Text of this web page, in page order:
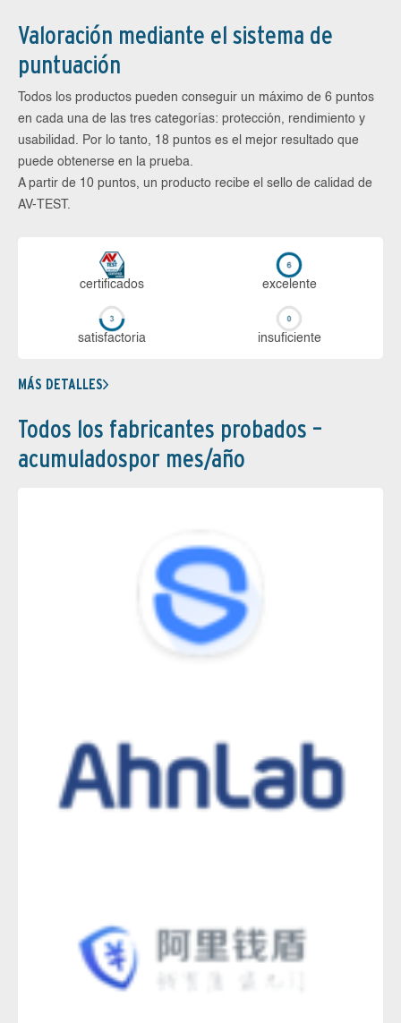
Valoración mediante el sistema de
puntuación
Todos los productos pueden conseguir un máximo de 6 puntos
en cada una de las tres categorías: protección, rendimiento y
usabilidad. Por lo tanto, 18 puntos es el mejor resultado que
puede obtenerse en la prueba.
A partir de 10 puntos, un producto recibe el sello de calidad de
AV-TEST.
certi­ficados ex­ce­len­te
sa­tis­fac­to­ria in­su­fi­cien­te
MÁS DETALLES
Todos los fabricantes probados –
acumuladospor mes/año